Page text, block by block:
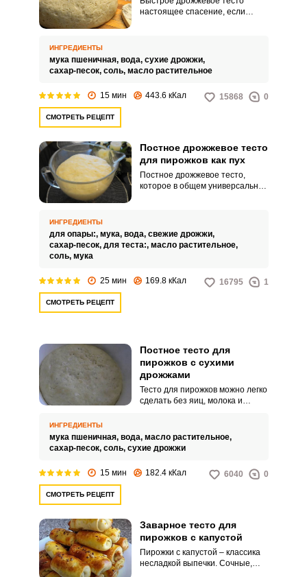
настоящее спасение, если
справиться с этим даже
начинающая хозяйка.
ИНГРЕДИЕНТЫ
мука пшеничная, вода, сухие дрожжи,
сахар-песок, соль, масло растительное
15 мин 443.6 кКал 15868 0
СМОТРЕТЬ РЕЦЕПТ
Постное дрожжевое тесто
для пирожков как пух
Постное дрожжевое тесто,
которое в общем универсально,
опарным методом.
ИНГРЕДИЕНТЫ
для опары:, мука, вода, свежие дрожжи,
сахар-песок, для теста:, масло растительное,
соль, мука
25 мин 169.8 кКал 16795 1
СМОТРЕТЬ РЕЦЕПТ
Постное тесто для
пирожков с сухими
дрожжами
Тесто для пирожков можно легко
сделать без яиц, молока и
– нужно только подобрать
любимую овощную или
ИНГРЕДИЕНТЫ
мука пшеничная, вода, масло растительное,
сахар-песок, соль, сухие дрожжи
15 мин 182.4 кКал 6040 0
СМОТРЕТЬ РЕЦЕПТ
Заварное тесто для
пирожков с капустой
Пирожки с капустой – классика
несладкой выпечки. Сочные,